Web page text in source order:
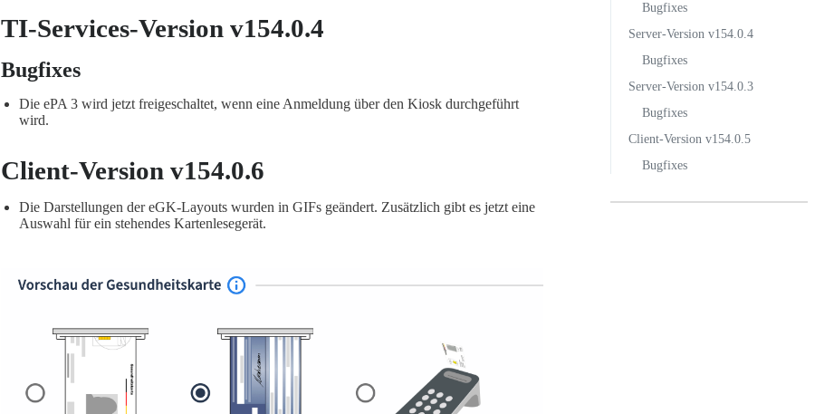
TI-Services-Version v154.0.4
Bugfixes
Die ePA 3 wird jetzt freigeschaltet, wenn eine Anmeldung über den Kiosk durchgeführt
wird.
Client-Version v154.0.6
Die Darstellungen der eGK-Layouts wurden in GIFs geändert. Zusätzlich gibt es jetzt eine
Auswahl für ein stehendes Kartenlesegerät.
Bugfixes
Server-Version v154.0.4
Bugfixes
Server-Version v154.0.3
Bugfixes
Client-Version v154.0.5
Bugfixes